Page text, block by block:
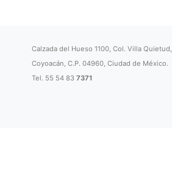
Calzada del Hueso 1100, Col. Villa Quietud,
Coyoacán, C.P. 04960, Ciudad de México.
Tel. 55 54 837371